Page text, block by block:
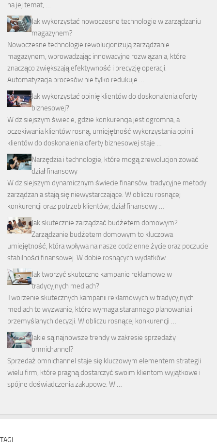
na jej temat, …
Jak wykorzystać nowoczesne technologie w zarządzaniu
magazynem?
Nowoczesne technologie rewolucjonizują zarządzanie
magazynem, wprowadzając innowacyjne rozwiązania, które
znacząco zwiększają efektywność i precyzję operacji.
Automatyzacja procesów nie tylko redukuje …
Jak wykorzystać opinię klientów do doskonalenia oferty
biznesowej?
W dzisiejszym świecie, gdzie konkurencja jest ogromna, a
oczekiwania klientów rosną, umiejętność wykorzystania opinii
klientów do doskonalenia oferty biznesowej staje …
Narzędzia i technologie, które mogą zrewolucjonizować
dział finansowy
W dzisiejszym dynamicznym świecie finansów, tradycyjne metody
zarządzania stają się niewystarczające. W obliczu rosnącej
konkurencji oraz potrzeb klientów, dział finansowy …
Jak skutecznie zarządzać budżetem domowym?
Zarządzanie budżetem domowym to kluczowa
umiejętność, która wpływa na nasze codzienne życie oraz poczucie
stabilności finansowej. W dobie rosnących wydatków …
Jak tworzyć skuteczne kampanie reklamowe w
tradycyjnych mediach?
Tworzenie skutecznych kampanii reklamowych w tradycyjnych
mediach to wyzwanie, które wymaga starannego planowania i
przemyślanych decyzji. W obliczu rosnącej konkurencji …
Jakie są najnowsze trendy w zakresie sprzedaży
omnichannel?
Sprzedaż omnichannel staje się kluczowym elementem strategii
wielu firm, które pragną dostarczyć swoim klientom wyjątkowe i
spójne doświadczenia zakupowe. W …
TAGI